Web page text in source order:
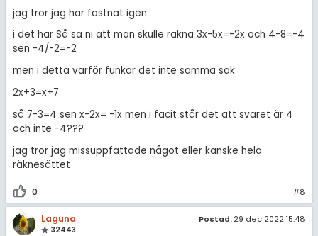
jag tror jag har fastnat igen.
i det här Så sa ni att man skulle räkna 3x-5x=-2x och 4-8=-4
sen -4/-2=-2
men i detta varför funkar det inte samma sak
2x+3=x+7
så 7-3=4 sen x-2x= -1x men i facit står det att svaret är 4
och inte -4???
jag tror jag missuppfattade något eller kanske hela
räknesättet
0 #8
Laguna
32443
Postad: 29 dec 2022 15:48